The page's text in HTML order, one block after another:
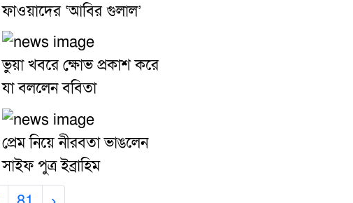
ফাওয়াদের ‘আবির গুলাল’
ভুয়া খবরে ক্ষোভ প্রকাশ করে
যা বললেন ববিতা
প্রেম নিয়ে নীরবতা ভাঙলেন
সাইফ পুত্র ইব্রাহিম